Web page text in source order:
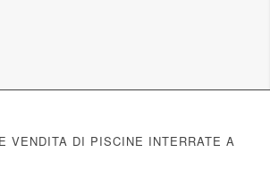
VENDITA DI PISCINE INTERRATE A